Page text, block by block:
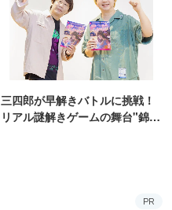
三四郎が早解きバトルに挑戦！
リアル謎解きゲームの舞台"錦糸
PR